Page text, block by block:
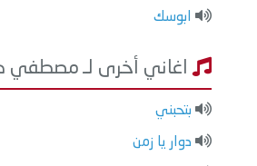
ابوسك
اغاني أخرى لـ مصطفي
بتحبني
دوار يا زمن